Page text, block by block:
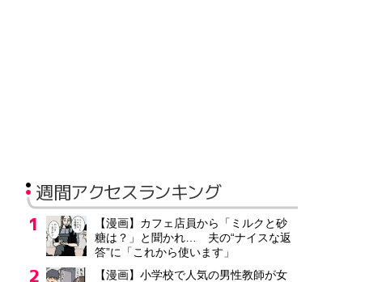
週間アクセスランキング
【漫画】カフェ店員から「ミルクと砂
糖は？」と聞かれ… 夫の“ナイスな返
答”に「これから使います」
【漫画】小学校で人気の男性教師が女